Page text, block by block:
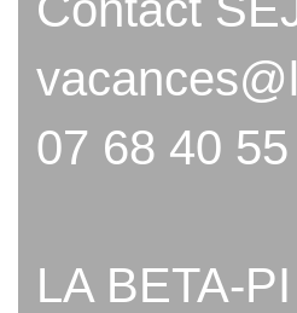
07 68 40
LA BETA-